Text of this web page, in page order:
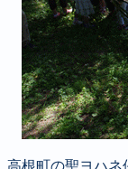
八ヶ岳自然
イベント紹
投稿コーナ
新聞
定期購読の
第４回 八ヶ
高根町の聖ヨハネ